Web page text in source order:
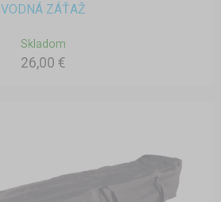
VODNÁ ZÁŤAŽ
Skladom
26,00 €